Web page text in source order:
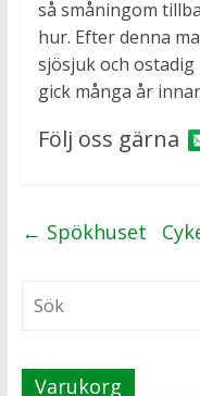
så småningom
hur. Efter denna
sjösjuk och ostadig
gick många år
Följ oss gärna
← Spökhuset
Varukorg